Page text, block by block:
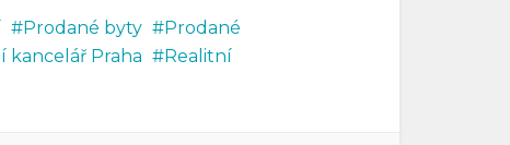
Prodané byty
Prodané
kancelář Praha
Realitní